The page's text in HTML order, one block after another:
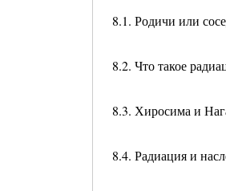
8.1. Родичи или
8.2. Что такое
8.3. Хиросима и
8.4. Радиация и